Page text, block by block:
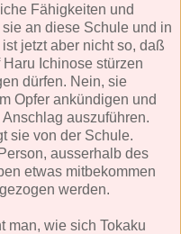
Fähigkeiten und
an diese Schule und in
jetzt aber nicht so, daß
Ichinose stürzen
dürfen. Nein, sie
Opfer ankündigen und
auszuführen.
sie von der Schule.
ausserhalb des
etwas mitbekommen
werden.
man, wie sich Tokaku